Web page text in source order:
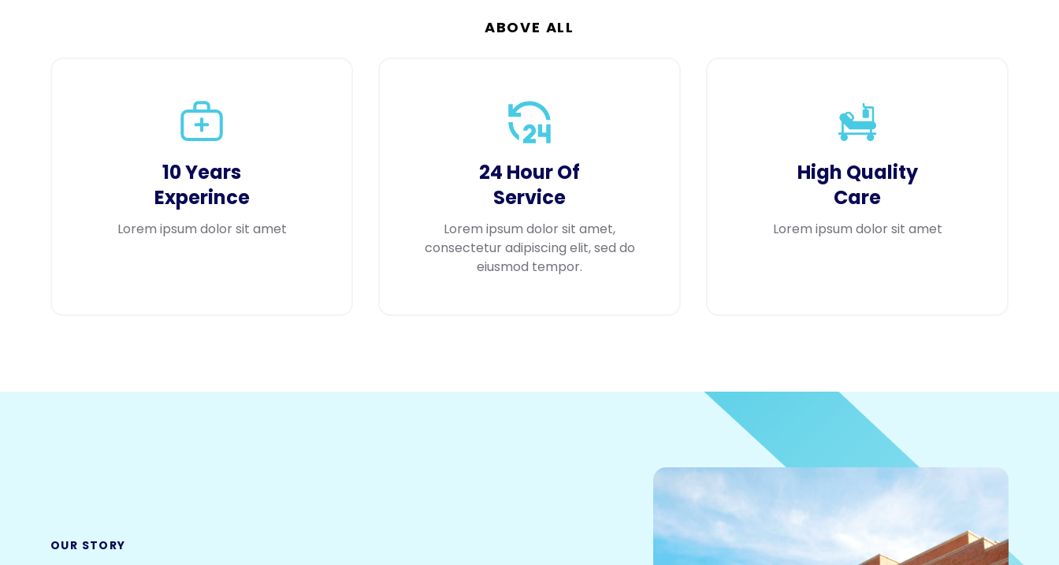
ABOVE ALL
10 Years
Experince
Lorem ipsum dolor sit amet
24 Hour Of
Service
Lorem ipsum dolor sit amet,
consectetur adipiscing elit, sed do
eiusmod tempor.
High Quality
Care
Lorem ipsum dolor sit amet
OUR STORY